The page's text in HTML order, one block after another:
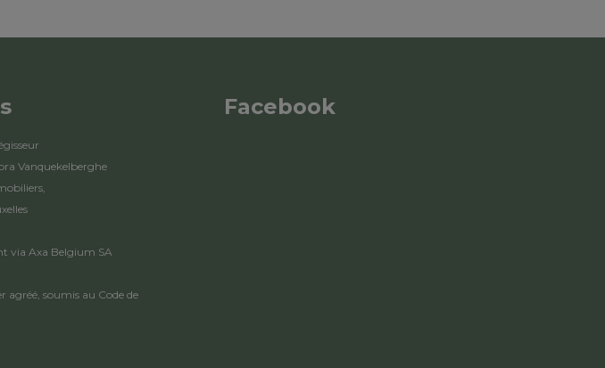
Vanquekelberghe
via Axa Belgium SA
agréé, soumis au Code de
Facebook